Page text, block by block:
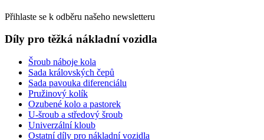
Přihlaste se k odběru našeho newsletteru
Díly pro těžká nákladní vozidla
Šroub náboje kola
Sada královských čepů
Sada pavouka diferenciálu
Pružinový kolík
Ozubené kolo a pastorek
U-šroub a středový šroub
Univerzální kloub
Ostatní díly pro nákladní vozidla